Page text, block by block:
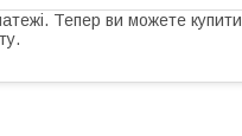
Тепер ви можете купити